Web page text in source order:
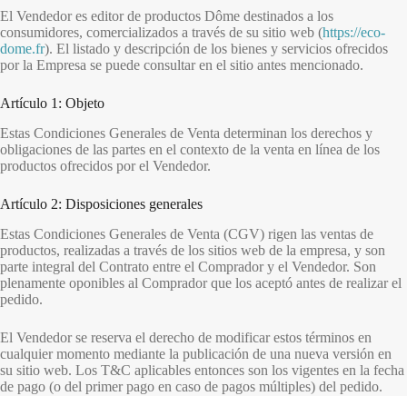
El Vendedor es editor de productos Dôme destinados a los
consumidores, comercializados a través de su sitio web (https://eco-
dome.fr). El listado y descripción de los bienes y servicios ofrecidos
por la Empresa se puede consultar en el sitio antes mencionado.
Artículo 1: Objeto
Estas Condiciones Generales de Venta determinan los derechos y
obligaciones de las partes en el contexto de la venta en línea de los
productos ofrecidos por el Vendedor.
Artículo 2: Disposiciones generales
Estas Condiciones Generales de Venta (CGV) rigen las ventas de
productos, realizadas a través de los sitios web de la empresa, y son
parte integral del Contrato entre el Comprador y el Vendedor. Son
plenamente oponibles al Comprador que los aceptó antes de realizar el
pedido.
El Vendedor se reserva el derecho de modificar estos términos en
cualquier momento mediante la publicación de una nueva versión en
su sitio web. Los T&C aplicables entonces son los vigentes en la fecha
de pago (o del primer pago en caso de pagos múltiples) del pedido.